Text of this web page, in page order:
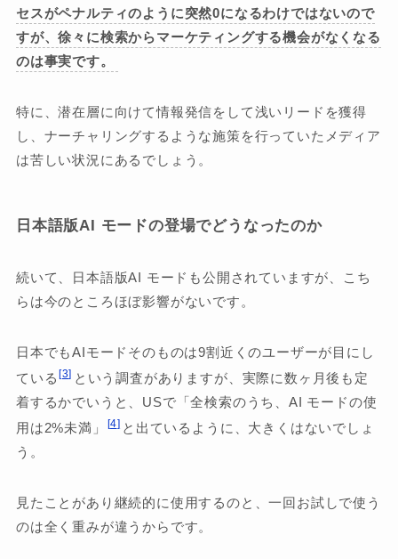
セスがペナルティのように突然0になるわけではないので
すが、徐々に検索からマーケティングする機会がなくなる
のは事実です。
特に、潜在層に向けて情報発信をして浅いリードを獲得
し、ナーチャリングするような施策を行っていたメディア
は苦しい状況にあるでしょう。
日本語版AI モードの登場でどうなったのか
続いて、日本語版AI モードも公開されていますが、こち
らは今のところほぼ影響がないです。
日本でもAIモードそのものは9割近くのユーザーが目にし
ている 3 という調査がありますが、実際に数ヶ月後も定
着するかでいうと、USで「全検索のうち、AI モードの使
用は2%未満」
4 と出ているように、大きくはないでしょ
う。
見たことがあり継続的に使用するのと、一回お試しで使う
のは全く重みが違うからです。